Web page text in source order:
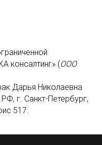
консалтинг» (ООО
Дарья Николаевна
г. Санкт-Петербург,
517.